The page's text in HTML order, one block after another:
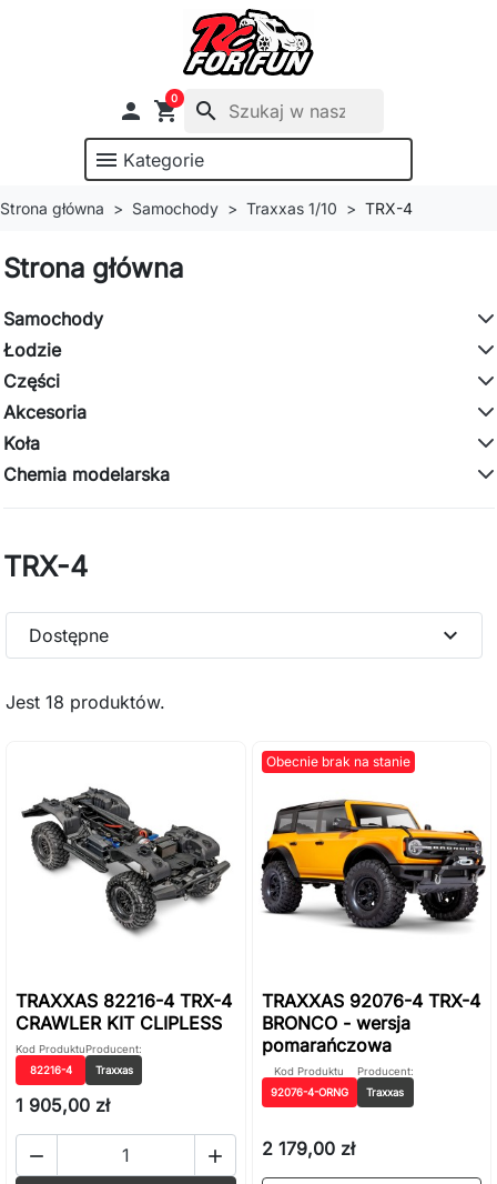
 shopping_cart
0
search
menu Kategorie
Strona główna Samochody Traxxas 1/10 TRX-4
Strona główna
Samochody
Łodzie
Części
Akcesoria
Koła
Chemia modelarska
TRX-4
Jest 18 produktów.
Dostępne expand_more
TRAXXAS 82216-4 TRX-4
CRAWLER KIT CLIPLESS
Kod Produktu
82216-4
Producent:
Traxxas
1 905,00 zł
 
Obecnie brak na stanie
TRAXXAS 92076-4 TRX-4
BRONCO - wersja
pomarańczowa
Kod Produktu
92076-4-ORNG
Producent:
Traxxas
2 179,00 zł